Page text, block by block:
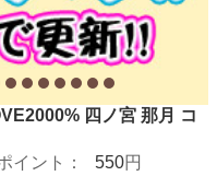
四ノ宮 那月 コ
イント： 550円